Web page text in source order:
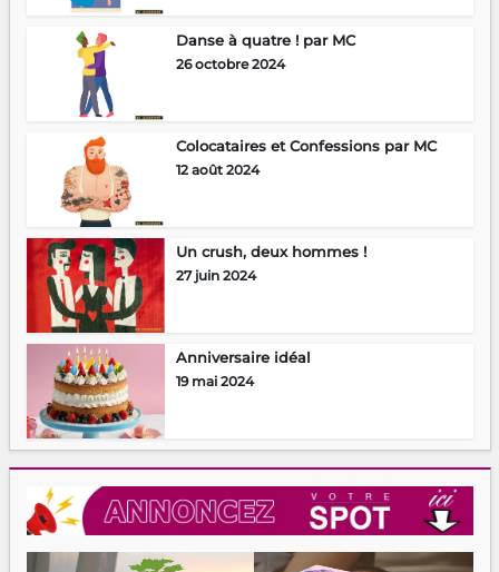
Danse à quatre ! par MC
26 octobre 2024
Colocataires et Confessions par MC
12 août 2024
Un crush, deux hommes !
27 juin 2024
Anniversaire idéal
19 mai 2024